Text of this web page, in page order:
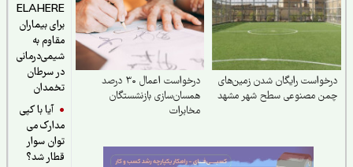
ELAHERE
برای بیماران
مقاوم به
شیمی‌درمانی
در سرطان
تخمدان
آیا با کپی
مدارک می
توان سوار
قطار شد؟
رایگان شدن زمین‌های
مصنوعی سطح شهر مشهد
درخواست اعمال ۳۰ درصد
همسان‌سازی بازنشستگان
مخابرات